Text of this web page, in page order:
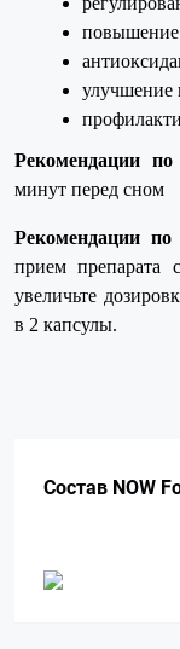
повышение
улучшение
Рекомендации
минут перед сном
Рекомендации
прием препарата
увеличьте
в 2 капсулы.
60-
Состав NOW